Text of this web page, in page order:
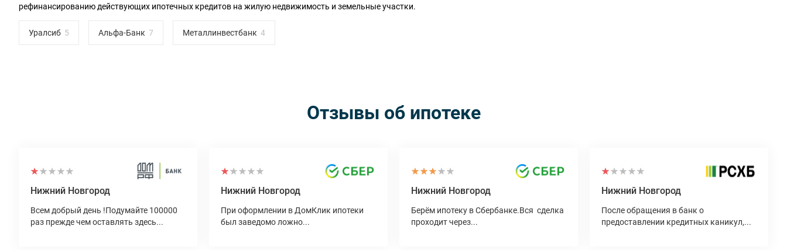
рефинансированию действующих ипотечных кредитов на жилую недвижимость и земельные участки.
Уралсиб Альфа-Банк Металлинвестбанк
Отзывы об ипотеке
Нижний Новгород
Всем добрый день !Подумайте 100000
раз прежде чем оставлять здесь...
Нижний Новгород
При оформлении в ДомКлик ипотеки
был заведомо ложно...
Нижний Новгород
Берём ипотеку в Сбербанке.Вся сделка
проходит через...
Нижний Новгород
После обращения в банк о
предоставлении кредитных каникул,...